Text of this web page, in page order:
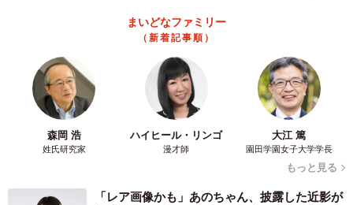
4/13
ゆうさんの夫の母への手土産として畑の野菜を慌てて収穫（ゆう｜ノー
まいどなファミリー
（新着記事順）
森岡 浩
姓氏研究家
ハイヒール・リンゴ
漫才師
大江 篤
園田学園女子大学学長
もっと見る
「レア画像かも」あのちゃん、披露した近影が